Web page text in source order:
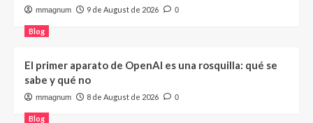
mmagnum 9 de August de 2026 0
Blog
El primer aparato de OpenAI es una rosquilla: qué se
sabe y qué no
mmagnum 8 de August de 2026 0
Blog